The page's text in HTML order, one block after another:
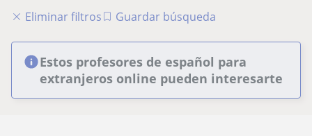
Eliminar filtros
Guardar búsqueda
Estos profesores de español para
extranjeros online pueden interesarte